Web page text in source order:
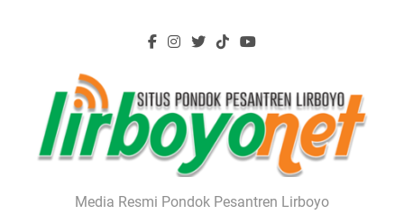
Lirboyo.net
Media Resmi Pondok Pesantren Lirboyo